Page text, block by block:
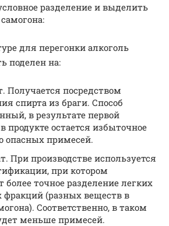
разделение и выделить
для перегонки алкоголь
поделен на:
Получается посредством
спирта из браги. Способ
в результате первой
продукте остается избыточное
опасных примесей.
При производстве используется
при котором
более точное разделение легких
(разных веществ в
Соответственно, в таком
меньше примесей.